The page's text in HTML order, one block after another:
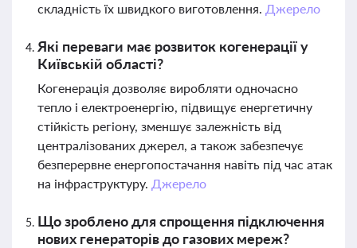
складність їх швидкого виготовлення. Джерело
Які переваги має розвиток когенерації у
Київській області?
Когенерація дозволяє виробляти одночасно
тепло і електроенергію, підвищує енергетичну
стійкість регіону, зменшує залежність від
централізованих джерел, а також забезпечує
безперервне енергопостачання навіть під час атак
на інфраструктуру. Джерело
Що зроблено для спрощення підключення
нових генераторів до газових мереж?